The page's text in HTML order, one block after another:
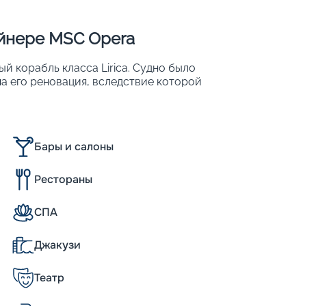
MSC Opera
корабль класса Lirica. Судно было
его реновация, вследствие которой
на роскошный плавучий 5-
оперы, и роскошные интерьеры в стиле
названию. Отделка в светлых
Бары и салоны
Рестораны
СПА
Джакузи
Театр